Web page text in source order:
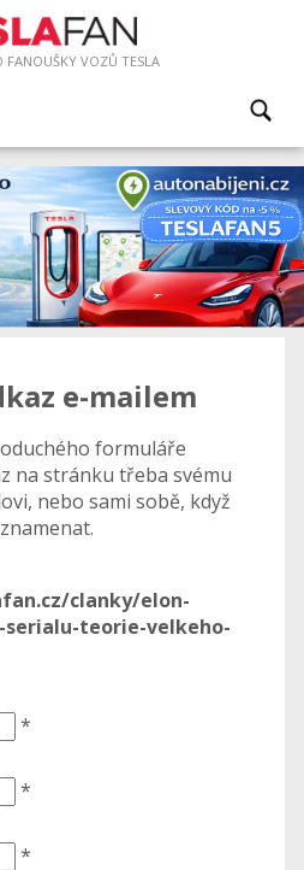
FANOUŠKY VOZŮ TESLA
e-mailem
formuláře
na stránku třeba svému
nebo sami sobě, když
clanky/elon-
teorie-velkeho-
*
*
*